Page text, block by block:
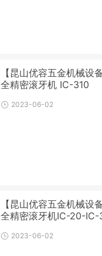
【昆山优容五金机械设
全精密滚牙机 IC-310
2023-06-02
【昆山优容五金机械设
全精密滚牙机IC-20-IC-
2023-06-02